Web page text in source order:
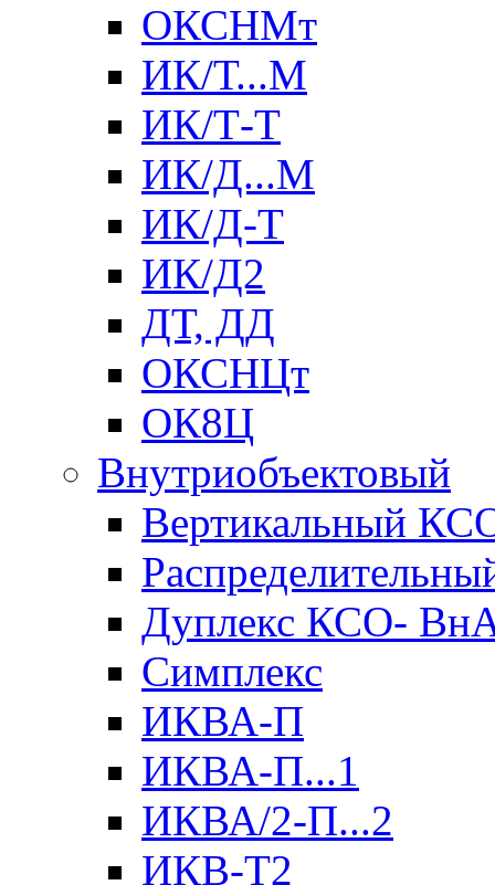
ОКСНМт
ИК/Т...М
ИК/Т-Т
ИК/Д...М
ИК/Д-Т
ИК/Д2
ДТ, ДД
ОКСНЦт
ОК8Ц
Внутриобъектовый
Вертикальный
Дуплекс КСО-
Симплекс
ИКВА-П
ИКВА-П...1
ИКВА/2-П...2
ИКВ-Т2